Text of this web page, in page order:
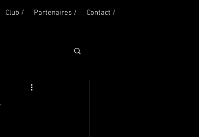
Club / Partenaires / Contact /